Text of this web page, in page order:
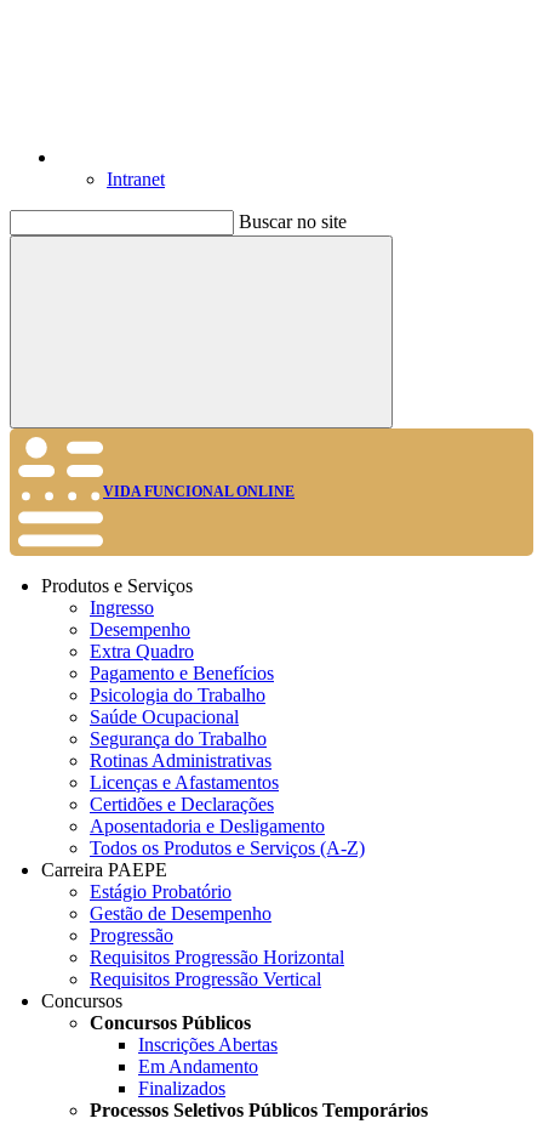
Intranet
Buscar no site
Buscar
VIDA FUNCIONAL ONLINE
Produtos e Serviços
Ingresso
Desempenho
Extra Quadro
Pagamento e Benefícios
Psicologia do Trabalho
Saúde Ocupacional
Segurança do Trabalho
Rotinas Administrativas
Licenças e Afastamentos
Certidões e Declarações
Aposentadoria e Desligamento
Todos os Produtos e Serviços (A-Z)
Carreira PAEPE
Estágio Probatório
Gestão de Desempenho
Progressão
Requisitos Progressão Horizontal
Requisitos Progressão Vertical
Concursos
Concursos Públicos
Inscrições Abertas
Em Andamento
Finalizados
Processos Seletivos Públicos Temporários